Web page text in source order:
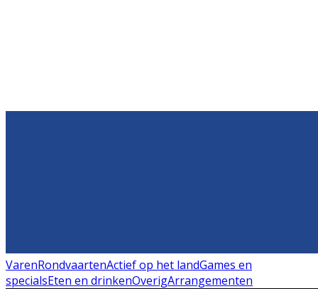
VarenRondvaartenActief op het landGames en
specialsEten en drinkenOverigArrangementen